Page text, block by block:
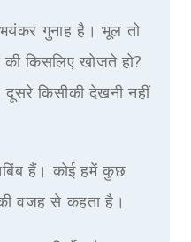
गुनाह है। भूल तो
की किसलिए खोजते हो?
किसीकी देखनी नहीं
हैं। कोई हमें कुछ
वजह से कहता है।